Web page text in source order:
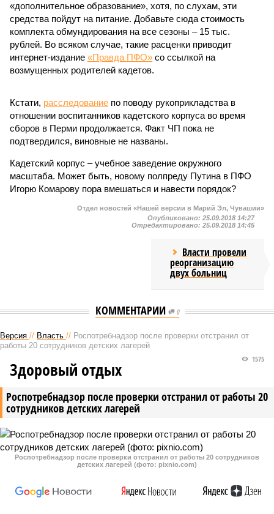
«дополнительное образование», хотя, по слухам, эти
средства пойдут на питание. Добавьте сюда стоимость
комплекта обмундирования на все сезоны – 15 тыс.
рублей. Во всяком случае, такие расценки приводит
интернет-издание «Правда ПФО» со ссылкой на
возмущенных родителей кадетов.
Кстати, расследование по поводу рукоприкладства в
отношении воспитанников кадетского корпуса во время
сборов в Перми продолжается. Факт ЧП пока не
подтвердился, виновные не названы.
Кадетский корпус – учебное заведение окружного
масштаба. Может быть, новому полпреду Путина в ПФО
Игорю Комарову пора вмешаться и навести порядок?
Отдел новостей «Нашей версии в Марий Эл, Чувашии»
Опубликовано: 25.09.2018 14:27
Отредактировано: 25.09.2018 14:45
Власти провели
реорганизацию
двух больниц
КОММЕНТАРИИ 0
Версия // Власть // Роспотребнадзор после проверки отстранил от
работы 20 сотрудников детских лагерей
Роспотребнадзор после проверки отстранил от работы 20
сотрудников детских лагерей
1575
Здоровый отдых
Роспотребнадзор после проверки отстранил от работы 20 сотрудников
детских лагерей (фото: pixnio.com)